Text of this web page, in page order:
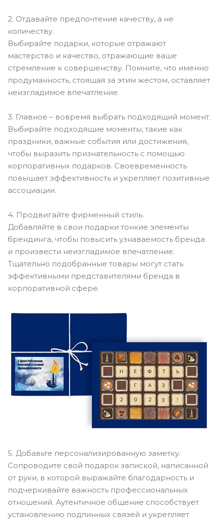
2. Отдавайте предпочтение качеству, а не
количеству.
Выбирайте подарки, которые отражают
мастерство и качество, отражающие ваше
стремление к совершенству. Помните, что именно
продуманность, стоящая за этим жестом, оставляет
неизгладимое впечатление.
3. Главное – вовремя выбрать подходящий момент.
Выбирайте подходящие моменты, такие как
праздники, важные события или достижения,
чтобы выразить признательность с помощью
корпоративных подарков. Своевременность
повышает эффективность и укрепляет позитивные
ассоциации.
4. Продвигайте фирменный стиль.
Добавляйте в свои подарки тонкие элементы
брендинга, чтобы повысить узнаваемость бренда
и произвести неизгладимое впечатление.
Тщательно подобранные товары могут стать
эффективными представителями бренда в
корпоративной сфере.
5. Добавьте персонализированную заметку.
Сопроводите свой подарок запиской, написанной
от руки, в которой выражайте благодарность и
подчеркивайте важность профессиональных
отношений. Аутентичное общение способствует
установлению подлинных связей и укрепляет